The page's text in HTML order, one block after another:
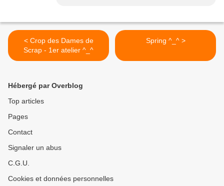
< Crop des Dames de
Scrap - 1er atelier ^_^
Spring ^_^ >
Hébergé par Overblog
Top articles
Pages
Contact
Signaler un abus
C.G.U.
Cookies et données personnelles